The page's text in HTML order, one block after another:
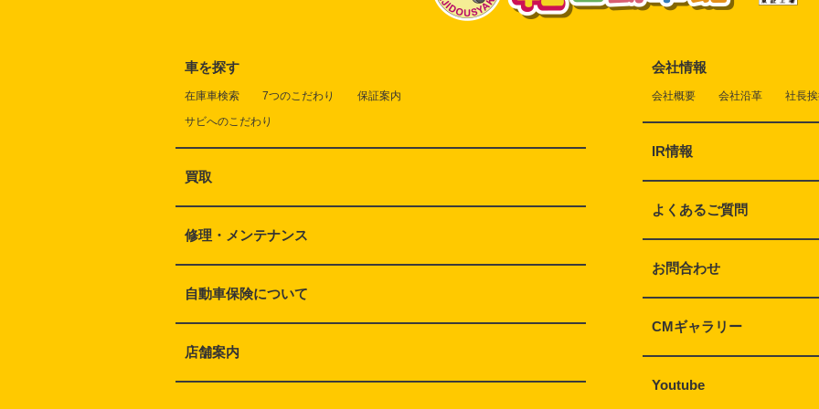
車を探す
在庫車検索 7つのこだわり
保証案内
サビへのこだわり
買取
修理・メンテナンス
自動車保険について
店舗案内
会社情報
会社概要 会社沿革 社長
IR情報
よくあるご質問
お問合わせ
CMギャラリー
Youtube